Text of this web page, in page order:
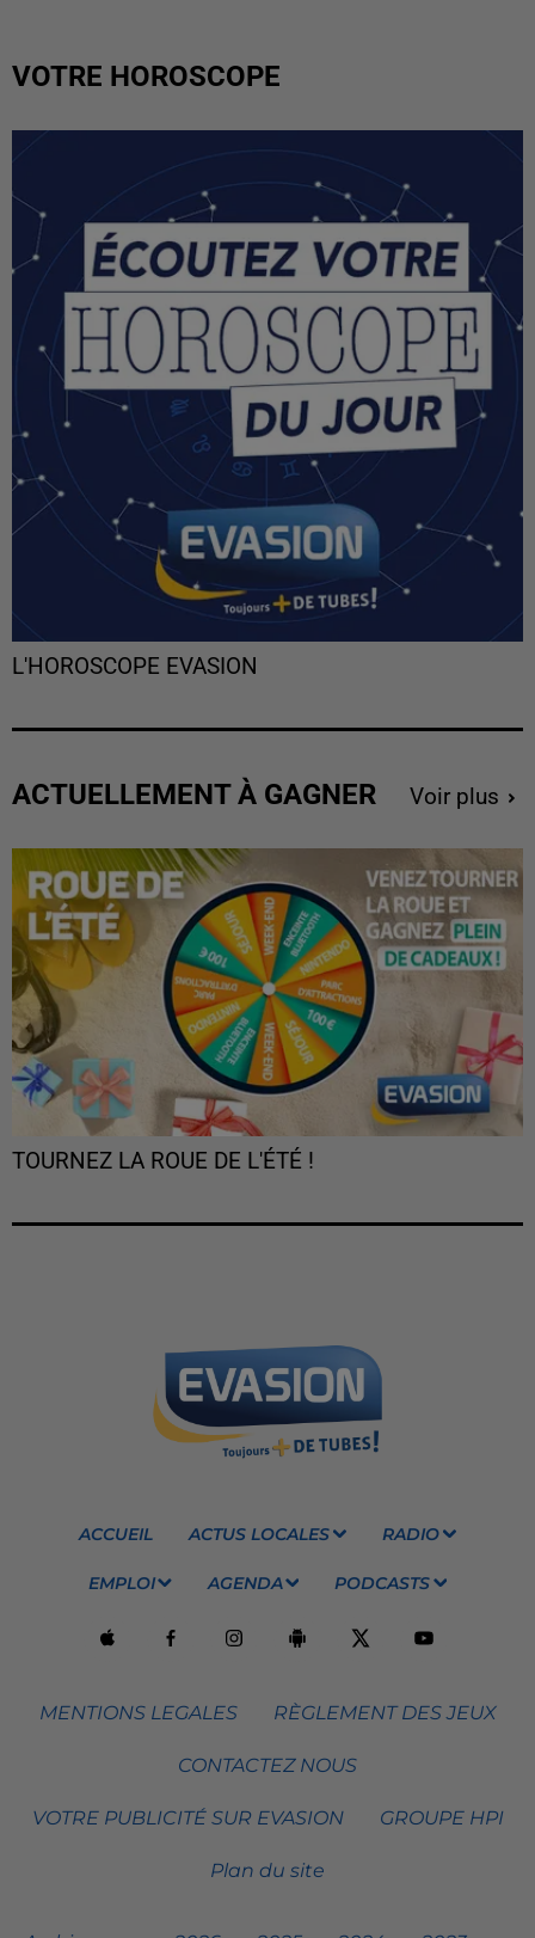
VOTRE HOROSCOPE
L'HOROSCOPE EVASION
ACTUELLEMENT À GAGNER Voir plus
TOURNEZ LA ROUE DE L'ÉTÉ !
ACCUEIL ACTUS LOCALES RADIO
EMPLOI AGENDA PODCASTS
MENTIONS LEGALES RÈGLEMENT DES JEUX
CONTACTEZ NOUS
VOTRE PUBLICITÉ SUR EVASION GROUPE HPI
Plan du site